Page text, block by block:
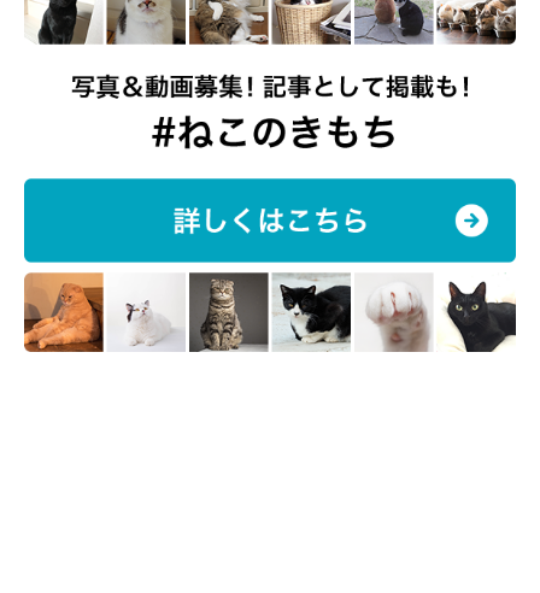
し、猫の変化に気がついてあげられるようにしてくださいね。
ランキング／2020年1月「ねこのきもちアプリ」内調査（回答者数 323
※掲載商品はランクインしたブランドの一例を紹介しています。